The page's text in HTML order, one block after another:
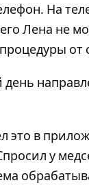
На
Лена не
от
это в
у